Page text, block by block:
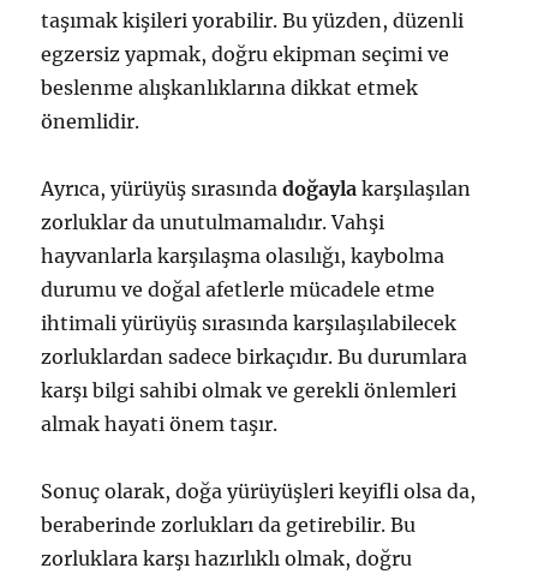
taşımak kişileri yorabilir. Bu yüzden, düzenli
egzersiz yapmak, doğru ekipman seçimi ve
beslenme alışkanlıklarına dikkat etmek
önemlidir.
Ayrıca, yürüyüş sırasındadoğayla karşılaşılan
zorluklar da unutulmamalıdır. Vahşi
hayvanlarla karşılaşma olasılığı, kaybolma
durumu ve doğal afetlerle mücadele etme
ihtimali yürüyüş sırasında karşılaşılabilecek
zorluklardan sadece birkaçıdır. Bu durumlara
karşı bilgi sahibi olmak ve gerekli önlemleri
almak hayati önem taşır.
Sonuç olarak, doğa yürüyüşleri keyifli olsa da,
beraberinde zorlukları da getirebilir. Bu
zorluklara karşı hazırlıklı olmak, doğru